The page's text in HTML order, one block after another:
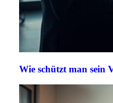
Wie schützt man sein